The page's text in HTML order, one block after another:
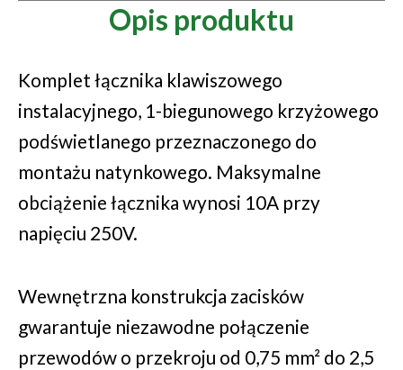
Opis produktu
Komplet łącznika klawiszowego
instalacyjnego, 1-biegunowego krzyżowego
podświetlanego przeznaczonego do
montażu natynkowego. Maksymalne
obciążenie łącznika wynosi 10A przy
napięciu 250V.
Wewnętrzna konstrukcja zacisków
gwarantuje niezawodne połączenie
przewodów o przekroju od 0,75 mm² do 2,5